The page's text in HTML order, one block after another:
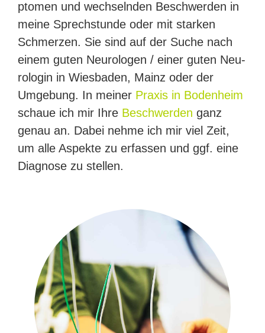
pto­men und wech­seln­den Beschwer­den in
mei­ne Sprech­stun­de oder mit star­ken
Schmer­zen. Sie sind auf der Suche nach
einem guten Neu­ro­lo­gen / einer guten Neu­
ro­lo­gin in Wies­ba­den, Mainz oder der
Umge­bung. In mei­ner Praxis in Boden­heim
schaue ich mir Ihre Beschwer­den ganz
genau an. Dabei neh­me ich mir viel Zeit,
um alle Aspek­te zu erfas­sen und ggf. eine
Dia­gno­se zu stellen.